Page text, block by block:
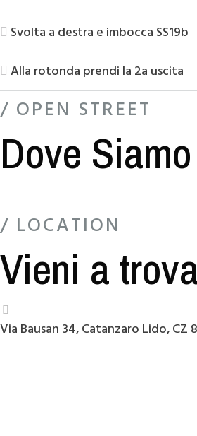
Svolta a destra e imbocca SS19b
Alla rotonda prendi la 2a uscita
/ OPEN STREET
Dove Siamo
/ LOCATION
Vieni a
Via Bausan 34, Catanzaro Lido, CZ